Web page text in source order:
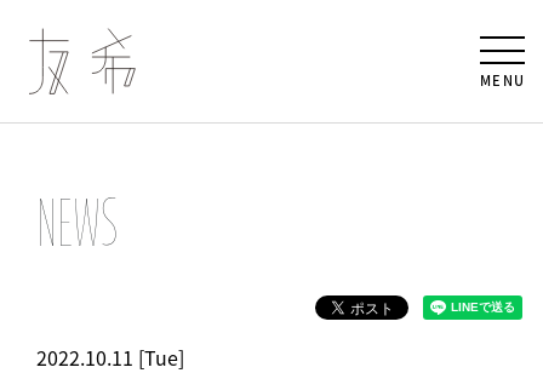
MENU
NEWS
2022.10.11 [Tue]